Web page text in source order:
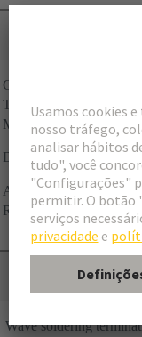
Connectors
Type M
Male connector
DIN 41612
Angled
Rated current of special
Wave soldering